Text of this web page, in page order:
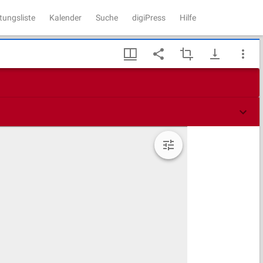
Kalender Suche digiPress Hilfe